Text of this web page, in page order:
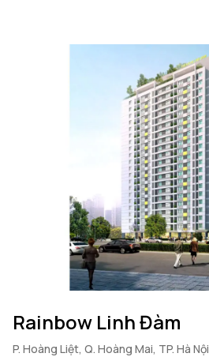
Rainbow Linh Đàm
P. Hoàng Liệt, Q. Hoàng Mai, TP. Hà Nội